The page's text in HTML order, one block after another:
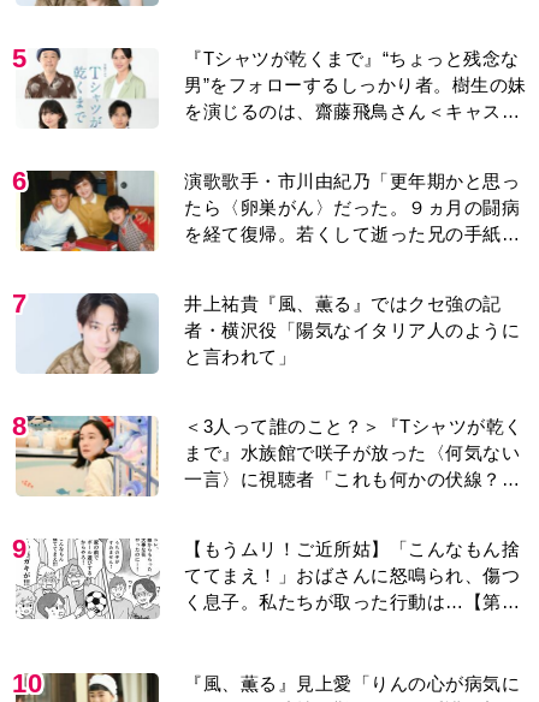
5
『Tシャツが乾くまで』“ちょっと残念な
男”をフォローするしっかり者。樹生の妹
を演じるのは、齋藤飛鳥さん＜キャスト
6
演歌歌手・市川由紀乃「更年期かと思っ
たら〈卵巣がん〉だった。９ヵ月の闘病
を経て復帰。若くして逝った兄の手紙を
7
井上祐貴『風、薫る』ではクセ強の記
者・横沢役「陽気なイタリア人のように
と言われて」
8
＜3人って誰のこと？＞『Tシャツが乾く
まで』水族館で咲子が放った〈何気ない
一言〉に視聴者「これも何かの伏線？」
9
【もうムリ！ご近所姑】「こんなもん捨
ててまえ！」おばさんに怒鳴られ、傷つ
く息子。私たちが取った行動は…【第3
10
『風、薫る』見上愛「りんの心が病気に